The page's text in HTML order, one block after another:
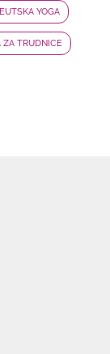
YOGA
ZA TRUDNICE